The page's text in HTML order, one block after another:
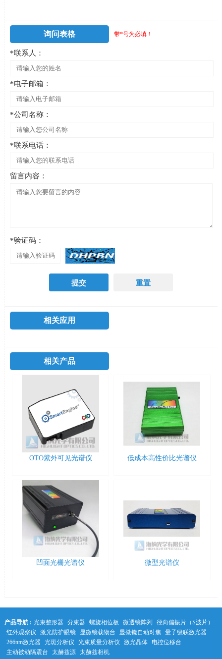
询问表格 带*号为必填！
*联系人：
*电子邮箱：
*公司名称：
*联系电话：
留言内容：
*验证码：
相关应用
相关产品
OTO紫外可见光谱仪 低成本高性价比光谱仪
凹面光栅光谱仪 微型光谱仪
产品导航 : 光束整形器 分束器 螺旋相位板 微透镜阵列
径向偏振片（S波片）
红外观察仪
激光防护眼镜 显微镜载物台 显微镜自动对焦 量子级联激光器
266nm激光器 光斑分析仪 光束质量分析仪 激光晶体
电控位移台
主动被动隔震台
太赫兹源 太赫兹相机